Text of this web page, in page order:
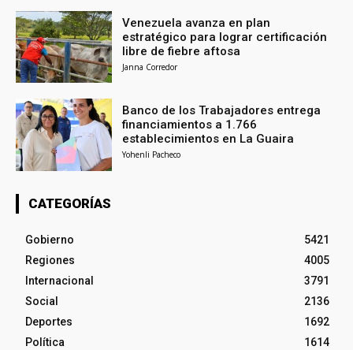
Venezuela avanza en plan
estratégico para lograr certificación
libre de fiebre aftosa
Janna Corredor
Banco de los Trabajadores entrega
financiamientos a 1.766
establecimientos en La Guaira
Yohenli Pacheco
CATEGORÍAS
Gobierno
5421
Regiones
4005
Internacional
3791
Social
2136
Deportes
1692
Política
1614